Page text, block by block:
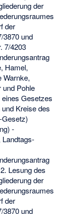
der
der
3870 und
7/4203
Hamel,
Warnke,
und Pohle
Gesetzes
Kreise des
Gesetz)
-
Landtags-
Lesung des
der
der
3870 und